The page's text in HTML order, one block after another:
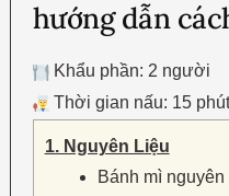
hướng dẫn
Khẩu phần: 2 người
Thời gian nấu: 15 phút
1. Nguyên Liệu
Bánh mì